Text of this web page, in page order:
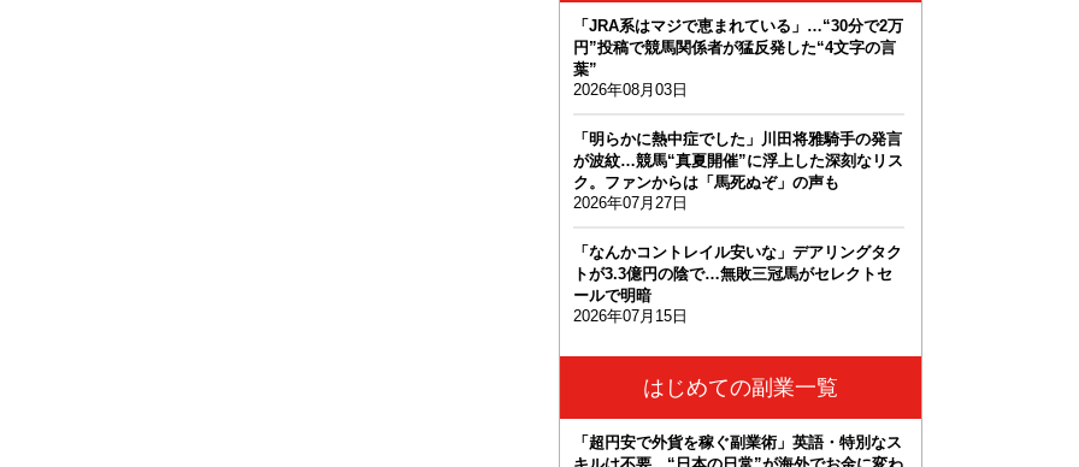
「JRA系はマジで恵まれている」…“30分で2万
円”投稿で競馬関係者が猛反発した“4文字の言
葉”
2026年08月03日
「明らかに熱中症でした」川田将雅騎手の発言
が波紋…競馬“真夏開催”に浮上した深刻なリス
ク。ファンからは「馬死ぬぞ」の声も
2026年07月27日
「なんかコントレイル安いな」デアリングタク
トが3.3億円の陰で…無敗三冠馬がセレクトセ
ールで明暗
2026年07月15日
はじめての副業一覧
「超円安で外貨を稼ぐ副業術」英語・特別なス